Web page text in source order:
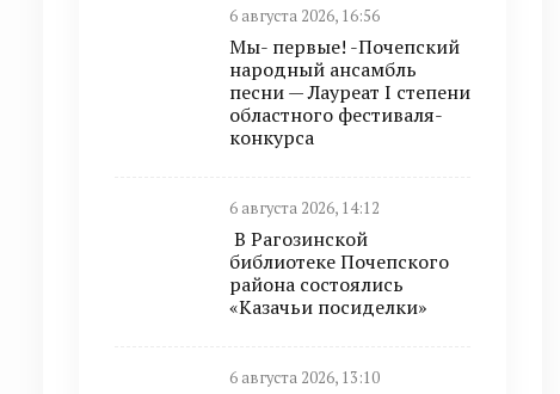
6 августа 2026, 16:56
Мы- первые! -Почепский
народный ансамбль
песни — Лауреат I степени
областного фестиваля-
конкурса
6 августа 2026, 14:12
В Рагозинской
библиотеке Почепского
района состоялись
«Казачьи посиделки»
6 августа 2026, 13:10